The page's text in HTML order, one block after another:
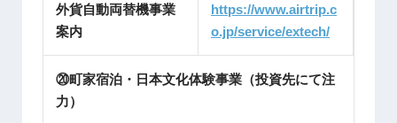
外貨自動両替機事業
案内
https://www.airtrip.c
o.jp/service/extech/
⑳町家宿泊・日本文化体験事業（投資先にて注
力）